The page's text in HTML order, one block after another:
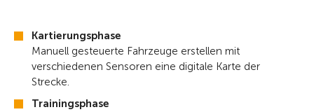
Kartierungsphase
Manuell gesteuerte Fahrzeuge erstellen mit
verschiedenen Sensoren eine digitale Karte der
Strecke.
Trainingsphase